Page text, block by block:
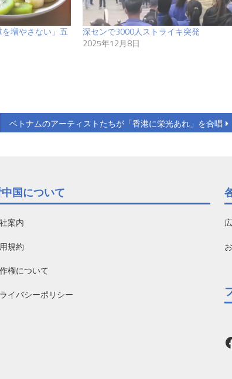
増やさない」五
深センで3000人ストライキ突発
2025年12月8日
ベトナムのアーティストたちが「香港に栄光あれ」を合唱
国について
案内
規約
権について
イバシーポリシー